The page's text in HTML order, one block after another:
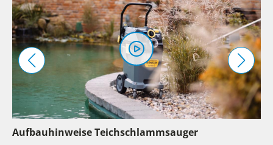
Aufbauhinweise Teichschlammsauger